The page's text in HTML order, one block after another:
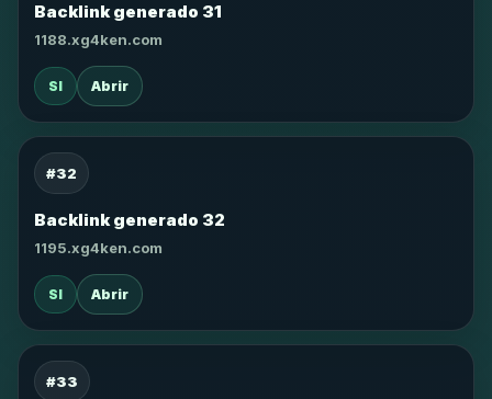
Backlink generado 31
1188.xg4ken.com
SI Abrir
#32
Backlink generado 32
1195.xg4ken.com
SI Abrir
#33